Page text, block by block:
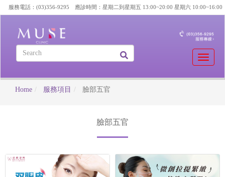
服務電話：(03)356-9295 應診時間：星期二到星期五 13:00~20:00 星期六 10:00~16:00
Toggle
Home 服務項目 臉部五官
臉部五官